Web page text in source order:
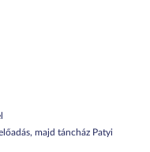
majd táncház Patyi